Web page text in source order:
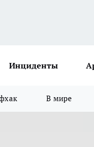
Инциденты
В мире